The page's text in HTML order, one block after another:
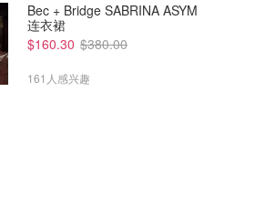
Bec + Bridge SABRINA ASYM
连衣裙
$160.30 $380.00
161人感兴趣